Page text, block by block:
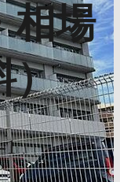
相場
）
1